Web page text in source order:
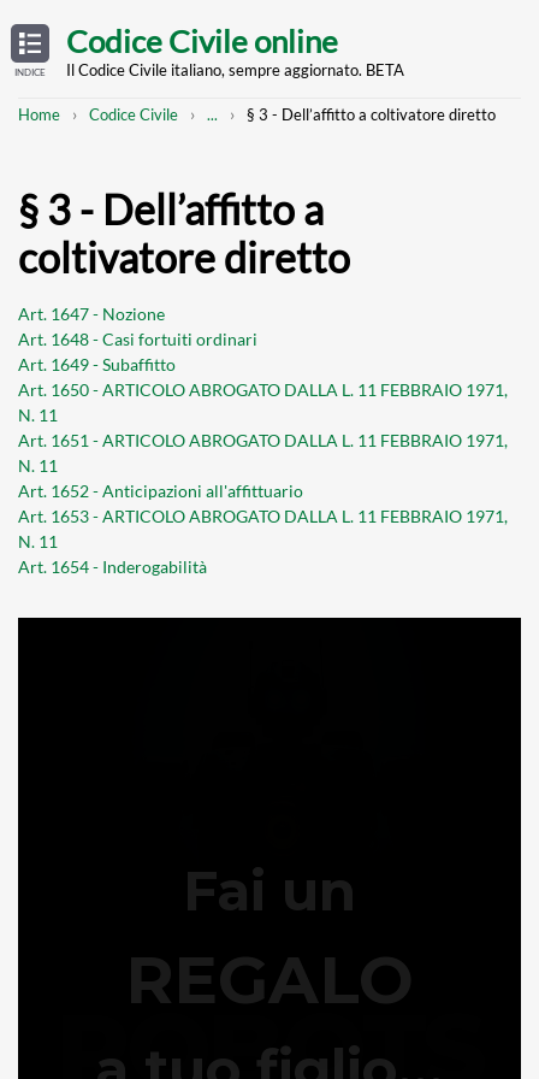
TABLE
OF
CONTENTS
INDICE
main
Codice Civile online
Il Codice Civile italiano, sempre aggiornato. BETA
Breadcrumb
Home Codice Civile
Mostra
... § 3 - Dell’affitto a coltivatore diretto
§ 3 - Dell’affitto a
coltivatore diretto
Art. 1647 - Nozione
Art. 1648 - Casi fortuiti ordinari
Art. 1649 - Subaffitto
Art. 1650 - ARTICOLO ABROGATO DALLA L. 11 FEBBRAIO 1971,
N. 11
Art. 1651 - ARTICOLO ABROGATO DALLA L. 11 FEBBRAIO 1971,
N. 11
Art. 1652 - Anticipazioni all'affittuario
Art. 1653 - ARTICOLO ABROGATO DALLA L. 11 FEBBRAIO 1971,
N. 11
Art. 1654 - Inderogabilità